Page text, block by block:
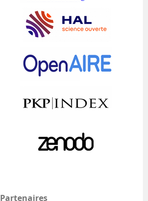
Partenaires